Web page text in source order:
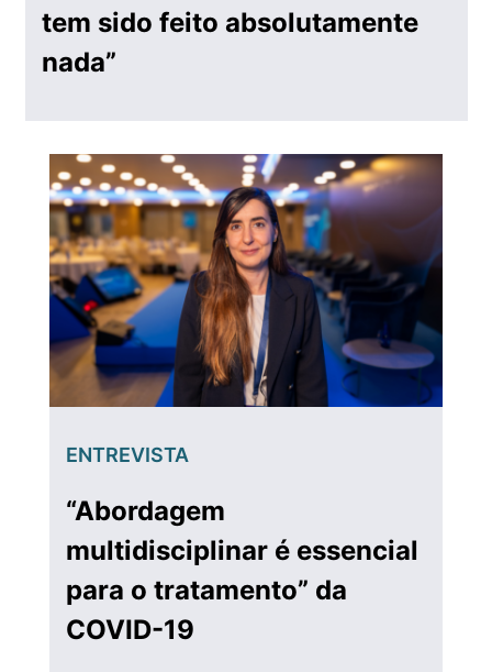
tem sido feito absolutamente
nada”
ENTREVISTA
“Abordagem
multidisciplinar é essencial
para o tratamento” da
COVID-19